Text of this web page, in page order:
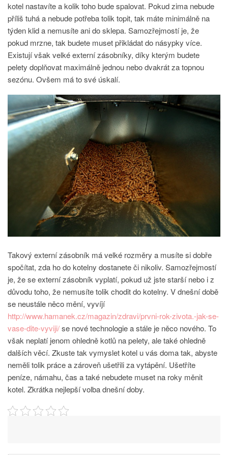
kotel nastavíte a kolik toho bude spalovat. Pokud zima nebude
příliš tuhá a nebude potřeba tolik topit, tak máte minimálně na
týden klid a nemusíte ani do sklepa. Samozřejmostí je, že
pokud mrzne, tak budete muset přikládat do násypky více.
Existují však velké externí zásobníky, díky kterým budete
pelety doplňovat maximálně jednou nebo dvakrát za topnou
sezónu. Ovšem má to své úskalí.
Takový externí zásobník má velké rozměry a musíte si dobře
spočítat, zda ho do kotelny dostanete či nikoliv. Samozřejmostí
je, že se externí zásobník vyplatí, pokud už jste starší nebo i z
důvodu toho, že nemusíte tolik chodit do kotelny. V dnešní době
se neustále něco mění, vyvíjí
http://www.hamanek.cz/magazin/zdravi/prvni-rok-zivota.-jak-se-
vase-dite-vyviji/se nové technologie a stále je něco nového. To
však neplatí jenom ohledně kotlů na pelety, ale také ohledně
dalších věcí. Zkuste tak vymyslet kotel u vás doma tak, abyste
neměli tolik práce a zároveň ušetřili za vytápění. Ušetříte
peníze, námahu, čas a také nebudete muset na roky měnit
kotel. Zkrátka nejlepší volba dnešní doby.